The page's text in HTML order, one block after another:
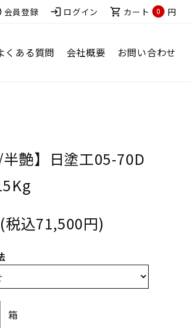
会員登録 login ログイン shopping_cart カート 0 円
くある質問 会社概要 お問い合わせ
半艶】日塗工05-70D
込71,500円)
箱